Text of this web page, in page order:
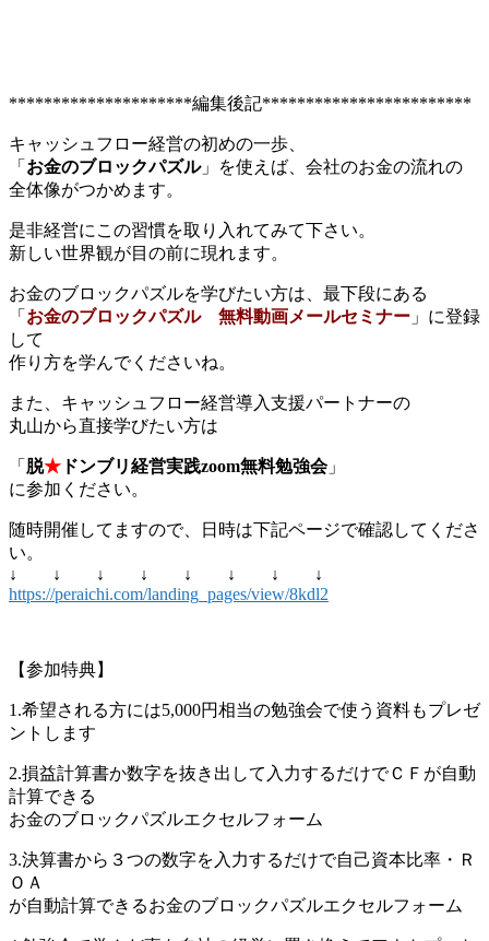
*********************編集後記************************
キャッシュフロー経営の初めの一歩、
「 お金のブロックパズル」を使えば、会社のお金の流れの
全体像がつかめます。
是非経営にこの習慣を取り入れてみて下さい。
新しい世界観が目の前に現れます。
お金のブロックパズルを学びたい方は、最下段にある
「 お金のブロックパズル 無料動画メールセミナー 」に登録
して
作り方を学んでくださいね。
また、キャッシュフロー経営導入支援パートナーの
丸山から直接学びたい方は
「 脱★ ドンブリ経営実践zoom無料勉強会」
に参加ください。
随時開催してますので、日時は下記ページで確認してくださ
い。
↓ ↓ ↓ ↓ ↓ ↓ ↓ ↓
https://peraichi.com/landing_pages/view/8kdl2
【参加特典】
1.希望される方には5,000円相当の勉強会で使う資料もプレゼ
ントします
2.損益計算書か数字を抜き出して入力するだけでＣＦが自動
計算できる
お金のブロックパズルエクセルフォーム
3.決算書から３つの数字を入力するだけで自己資本比率・Ｒ
ＯＡ
が自動計算できるお金のブロックパズルエクセルフォーム